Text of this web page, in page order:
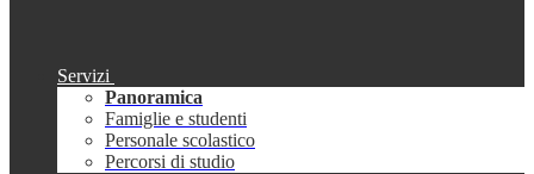
Servizi
Panoramica
Famiglie e studenti
Personale scolastico
Percorsi di studio